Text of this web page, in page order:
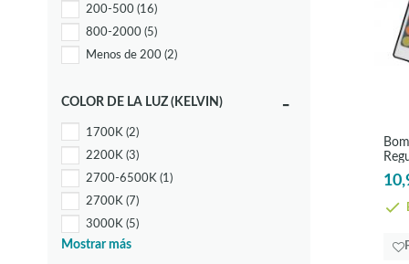
200-500 (16)
800-2000 (5)
Menos de 200 (2)
COLOR DE LA LUZ (KELVIN)
1700K (2)
2200K (3)
2700-6500K (1)
2700K (7)
3000K (5)
4000K(5)
Mostrar más